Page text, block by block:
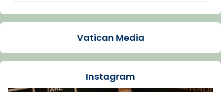
Arquebisbat de Barcelona
La Carmina va patir depressió. Fa gairebé
dos mesos, a l'Estadi Lluís Companys, la
Vatican Media
Instagram